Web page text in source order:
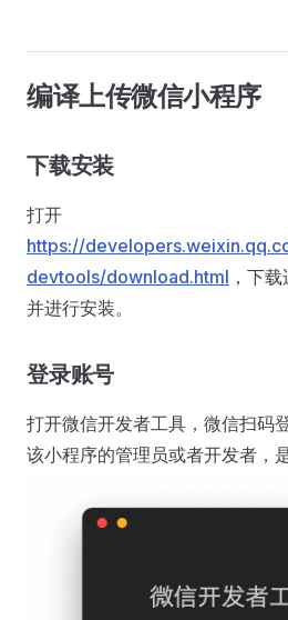
编译上传微信小程序
下载安装
打开
https://
devtools/download.html ，下
并进行安装。
登录账号
打开微信开发者工具，微信扫码
该小程序的管理员或者开发者，